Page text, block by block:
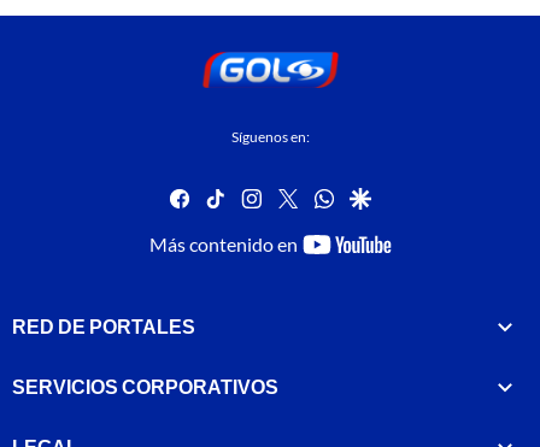
Síguenos en:
facebook
tiktok instagram
twitterwhatsapp
google
Más contenido en
youtube-
RED DE PORTALES
SERVICIOS CORPORATIVOS